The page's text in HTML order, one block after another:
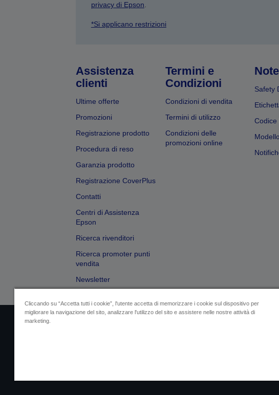
privacy di Epson
*Si applicano restrizioni
Assistenza
clienti
Ultime offerte
Promozioni
Registrazione prodotto
Procedura di reso
Garanzia prodotto
Registrazione CoverPlus
Contatti
Centri di Assistenza
Epson
Ricerca rivenditori
Ricerca promoter punti
vendita
Newsletter
Termini e
Condizioni
Condizioni di vendita
Termini di utilizzo
Condizioni delle
promozioni online
Safety
Codice
Contattaci per informazioni sui tuoi
Cliccando su “Accetta tutti i cookie”, l'utente accetta di memorizzare i cookie sul dispositivo per
migliorare la navigazione del sito, analizzare l'utilizzo del sito e assistere nelle nostre attività di
marketing.